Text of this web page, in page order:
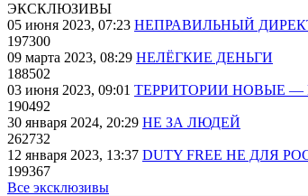
ЭКСКЛЮЗИВЫ
05 июня 2023, 07:23 НЕПРАВИЛЬНЫЙ
197300
09 марта 2023, 08:29 НЕЛЁГКИЕ ДЕНЬГИ
188502
03 июня 2023, 09:01 ТЕРРИТОРИИ НОВЫЕ —
190492
30 января 2024, 20:29 НЕ ЗА ЛЮДЕЙ
262732
12 января 2023, 13:37 DUTY FREE НЕ ДЛЯ
199367
Все эксклюзивы